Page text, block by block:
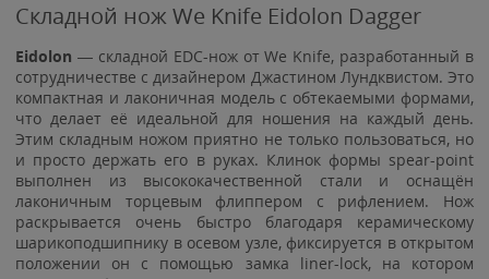
Складной нож We Knife Eidolon Dagger
Eidolon — складной EDC-нож от We Knife, разработанный в
сотрудничестве с дизайнером Джастином Лундквистом. Это
компактная и лаконичная модель с обтекаемыми формами,
что делает её идеальной для ношения на каждый день.
Этим складным ножом приятно не только пользоваться, но
и просто держать его в руках. Клинок формы spear-point
выполнен из высококачественной стали и оснащён
лаконичным торцевым флиппером с рифлением. Нож
раскрывается очень быстро благодаря керамическому
шарикоподшипнику в осевом узле, фиксируется в открытом
положении он с помощью замка liner-lock, на котором